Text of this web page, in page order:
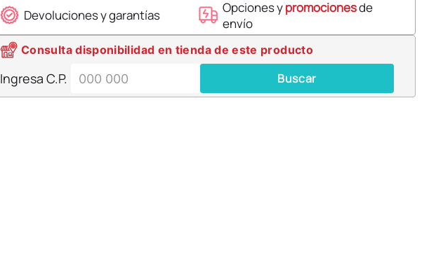
Devoluciones y garantías Opciones ypromocionesde
envío
Consulta disponibilidad en tienda de este producto
Ingresa C.P. Buscar